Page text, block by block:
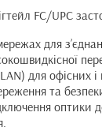
FC/UPC
для
для офісних
та
оптики